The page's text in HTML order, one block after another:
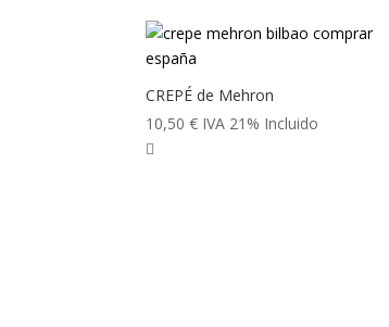
CREPÉ de Mehron
10,50€ IVA 21% Incluido